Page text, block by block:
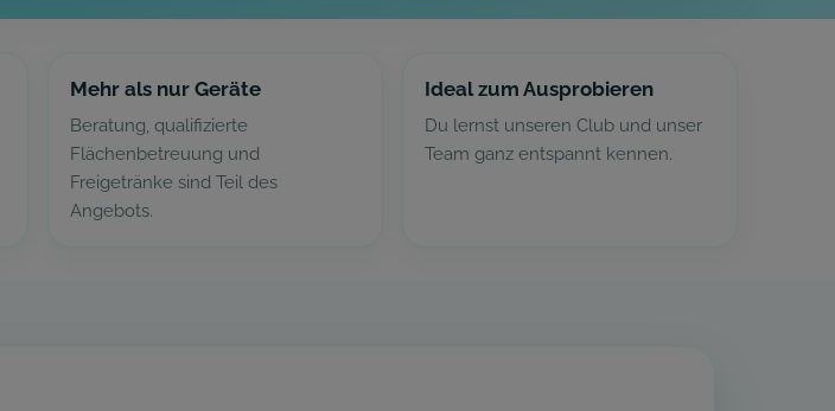
Mehr als nur Geräte
Beratung, qualifizierte
Flächenbetreuung und
Freigetränke sind Teil des
Angebots.
Ideal zum Ausprobieren
Du lernst unseren Club und unser
Team ganz entspannt kennen.